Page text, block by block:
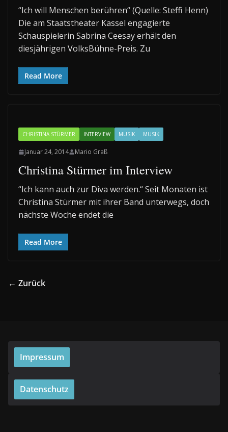
“Ich will Menschen berühren“ (Quelle: Steffi Henn)
Die am Staatstheater Kassel engagierte
Schauspielerin Sabrina Ceesay erhält den
diesjährigen VolksBühne-Preis. Zu
Read More
CHRISTINA STÜRMER INTERVIEW MUSIK MUSIK
Januar 24, 2014 Mario Graß
Christina Stürmer im Interview
“Ich kann auch zur Diva werden.“ Seit Monaten ist
Christina Stürmer mit ihrer Band unterwegs, doch
nächste Woche endet die
Read More
← Zurück
Impressum
Datenschutz